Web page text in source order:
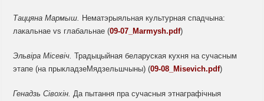
Таццяна Мармыш. Нематэрыяльная культурная спадчына:
лакальнае vs глабальнае (09-07_Marmysh.pdf)
Эльвіра Місевіч.Традыцыйная беларуская кухня на сучасным
этапе (на прыкладзеМядзельшчыны) (09-08_Misevich.pdf)
ГенадзьСівохін. Да пытання пра сучасныя этнаграфічныя